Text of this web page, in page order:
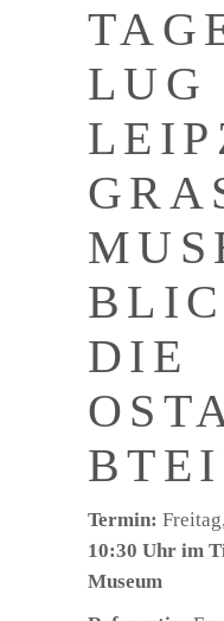
LUG
DIE
Termin:
10:30 Uhr im
Museum